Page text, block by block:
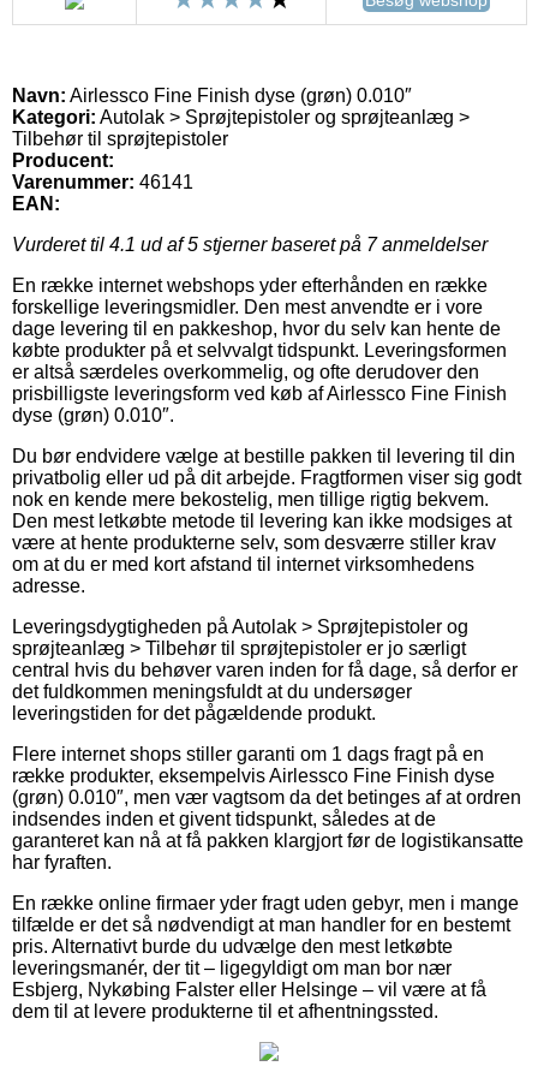
Navn: Airlessco Fine Finish dyse (grøn) 0.010″
Kategori: Autolak > Sprøjtepistoler og sprøjteanlæg >
Tilbehør til sprøjtepistoler
Producent:
Varenummer: 46141
EAN:
Vurderet til 4.1 ud af 5 stjerner baseret på 7anmeldelser
En række internet webshops yder efterhånden en række
forskellige leveringsmidler. Den mest anvendte er i vore
dage levering til en pakkeshop, hvor du selv kan hente de
købte produkter på et selvvalgt tidspunkt. Leveringsformen
er altså særdeles overkommelig, og ofte derudover den
prisbilligste leveringsform ved køb af Airlessco Fine Finish
dyse (grøn) 0.010″.
Du bør endvidere vælge at bestille pakken til levering til din
privatbolig eller ud på dit arbejde. Fragtformen viser sig godt
nok en kende mere bekostelig, men tillige rigtig bekvem.
Den mest letkøbte metode til levering kan ikke modsiges at
være at hente produkterne selv, som desværre stiller krav
om at du er med kort afstand til internet virksomhedens
adresse.
Leveringsdygtigheden på Autolak > Sprøjtepistoler og
sprøjteanlæg > Tilbehør til sprøjtepistoler er jo særligt
central hvis du behøver varen inden for få dage, så derfor er
det fuldkommen meningsfuldt at du undersøger
leveringstiden for det pågældende produkt.
Flere internet shops stiller garanti om 1 dags fragt på en
række produkter, eksempelvis Airlessco Fine Finish dyse
(grøn) 0.010″, men vær vagtsom da det betinges af at ordren
indsendes inden et givent tidspunkt, således at de
garanteret kan nå at få pakken klargjort før de logistikansatte
har fyraften.
En række online firmaer yder fragt uden gebyr, men i mange
tilfælde er det så nødvendigt at man handler for en bestemt
pris. Alternativt burde du udvælge den mest letkøbte
leveringsmanér, der tit – ligegyldigt om man bor nær
Esbjerg, Nykøbing Falster eller Helsinge – vil være at få
dem til at levere produkterne til et afhentningssted.